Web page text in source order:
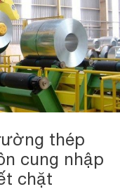
thép
cung nhập
chặt